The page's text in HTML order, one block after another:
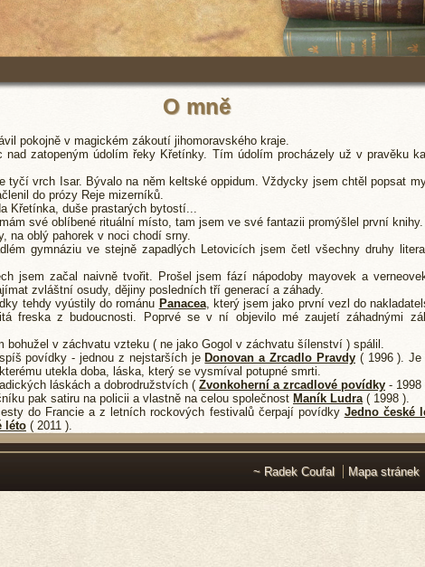
O mně
pokojně v magickém zákoutí jihomoravského kraje.
zatopeným údolím řeky Křetínky. Tím údolím procházely už v pravěku
tyčí vrch Isar. Bývalo na něm keltské oppidum. Vždycky jsem chtěl popsat
do prózy Reje mizerníků.
Křetínka, duše prastarých bytostí...
své oblíbené rituální místo, tam jsem ve své fantazii promýšlel první knihy.
na oblý pahorek v noci chodí srny.
gymnáziu ve stejně zapadlých Letovicích jsem četl všechny druhy
jsem začal naivně tvořit. Prošel jsem fází nápodoby mayovek a
zvláštní osudy, dějiny posledních tří generací a záhady.
tehdy vyústily do románu Panacea, který jsem jako první vezl do
freska z budoucnosti. Poprvé se v ní objevilo mé zaujetí záhadnými
bohužel v záchvatu vzteku ( ne jako Gogol v záchvatu šílenství ) spálil.
povídky - jednou z nejstarších je Donovan a Zrcadlo Pravdy( 1996 ). Je
utekla doba, láska, který se vysmíval potupné smrti.
láskách a dobrodružstvích ( Zvonkoherní a zrcadlové povídky - 1998
pak satiru na policii a vlastně na celou společnost Maník Ludra( 1998 ).
do Francie a z letních rockových festivalů čerpají povídky Jedno české
léto ( 2011 ).
~ Radek Coufal Mapa stránek